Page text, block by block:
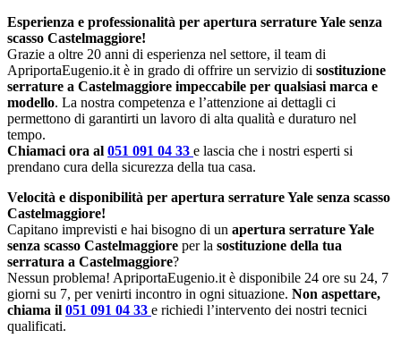
Esperienza e professionalità per apertura serrature Yale senza
scasso Castelmaggiore!
Grazie a oltre 20 anni di esperienza nel settore, il team di
ApriportaEugenio.it è in grado di offrire un servizio di sostituzione
serrature a Castelmaggiore impeccabile per qualsiasi marca e
modello. La nostra competenza e l’attenzione ai dettagli ci
permettono di garantirti un lavoro di alta qualità e duraturo nel
tempo.
Chiamaci ora al 051 091 04 33 e lascia che i nostri esperti si
prendano cura della sicurezza della tua casa.
Velocità e disponibilità per apertura serrature Yale senza scasso
Castelmaggiore!
Capitano imprevisti e hai bisogno di un apertura serrature Yale
senza scasso Castelmaggiore per la sostituzione della tua
serratura a Castelmaggiore?
Nessun problema! ApriportaEugenio.it è disponibile 24 ore su 24, 7
giorni su 7, per venirti incontro in ogni situazione. Non aspettare,
chiama il 051 091 04 33 e richiedi l’intervento dei nostri tecnici
qualificati.